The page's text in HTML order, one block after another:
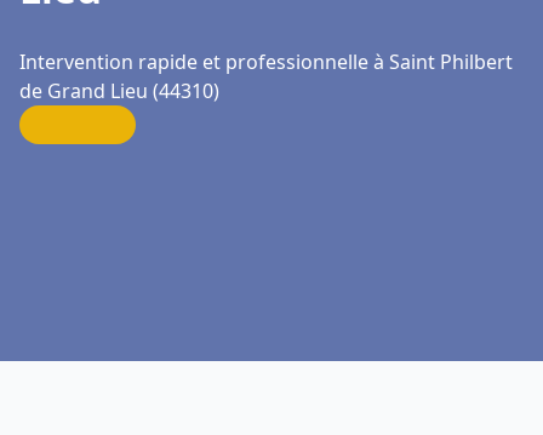
Intervention rapide et professionnelle à Saint Philbert
de Grand Lieu (44310)